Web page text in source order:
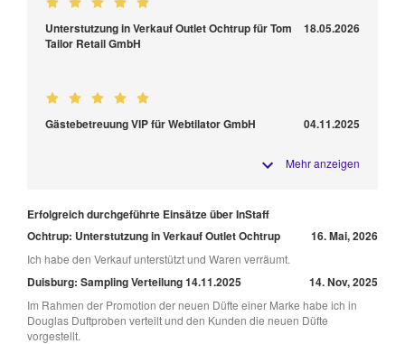
Unterstutzung in Verkauf Outlet Ochtrup für Tom
Tailor Retail GmbH
18.05.2026
Gästebetreuung VIP für Webtilator GmbH 04.11.2025
Mehr anzeigen
Erfolgreich durchgeführte Einsätze über InStaff
Ochtrup: Unterstutzung in Verkauf Outlet Ochtrup
16. Mai, 2026
Ich habe den Verkauf unterstützt und Waren verräumt.
Duisburg: Sampling Verteilung 14.11.2025 14. Nov, 2025
Im Rahmen der Promotion der neuen Düfte einer Marke habe ich in
Douglas Duftproben verteilt und den Kunden die neuen Düfte
vorgestellt.